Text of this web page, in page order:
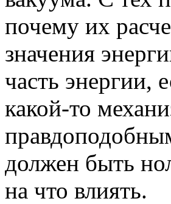
почему их
значения
часть энергии,
какой-то
должен быть
на что влиять.